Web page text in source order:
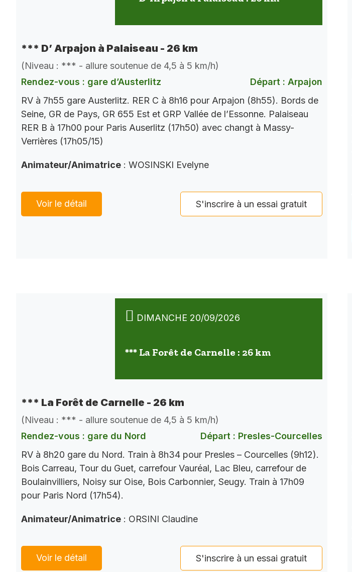
*** D’ Arpajon à Palaiseau - 26 km
(Niveau : *** - allure soutenue de 4,5 à 5 km/h)
Rendez-vous : gare d’Austerlitz
Départ : Arpajon
RV à 7h55 gare Austerlitz. RER C à 8h16 pour Arpajon (8h55). Bords de
Seine, GR de Pays, GR 655 Est et GRP Vallée de l’Essonne. Palaiseau
RER B à 17h00 pour Paris Auserlitz (17h50) avec changt à Massy-
Verrières (17h05/15)
Animateur/Animatrice : WOSINSKI Evelyne
Voir le détail S'inscrire à un essai gratuit
DIMANCHE 20/09/2026
*** La Forêt de Carnelle : 26 km
*** La Forêt de Carnelle - 26 km
(Niveau : *** - allure soutenue de 4,5 à 5 km/h)
Rendez-vous : gare du Nord
Départ : Presles-Courcelles
RV à 8h20 gare du Nord. Train à 8h34 pour Presles – Courcelles (9h12).
Bois Carreau, Tour du Guet, carrefour Vauréal, Lac Bleu, carrefour de
Boulainvilliers, Noisy sur Oise, Bois Carbonnier, Seugy. Train à 17h09
pour Paris Nord (17h54).
Animateur/Animatrice : ORSINI Claudine
Voir le détail S'inscrire à un essai gratuit